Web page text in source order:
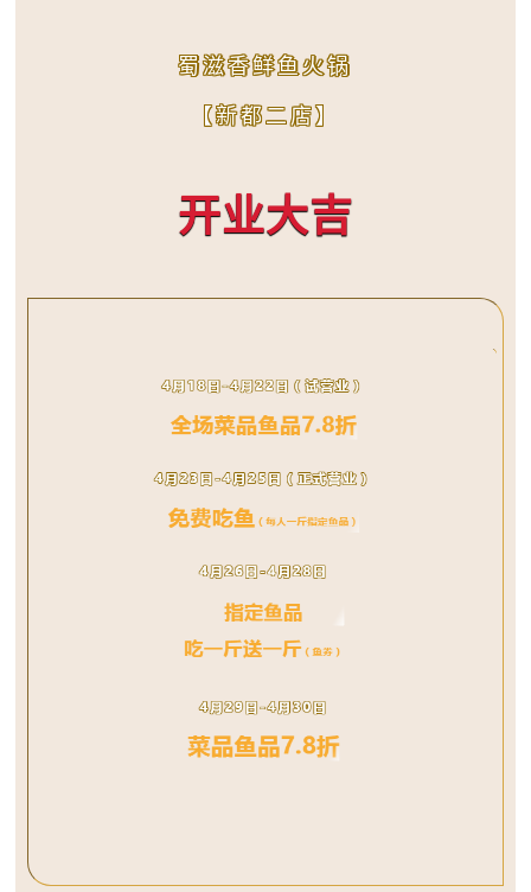
蜀滋香鲜鱼火锅
【新都二店】
开业大吉